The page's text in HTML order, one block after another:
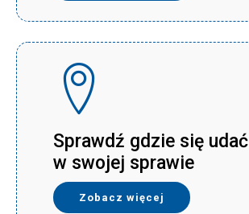
Sprawdź gdzie się udać
w swojej sprawie
Zobacz więcej